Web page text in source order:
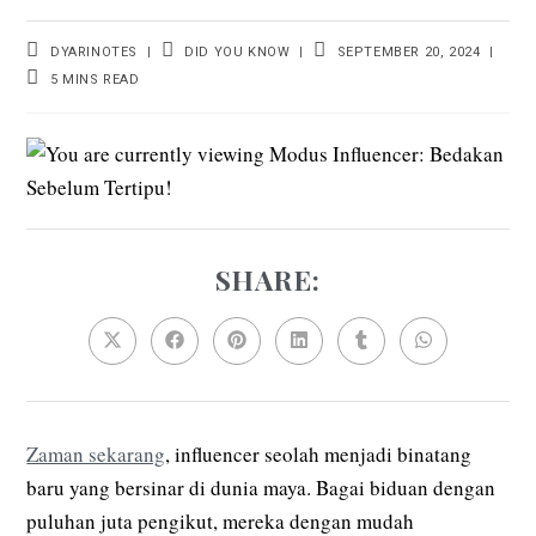
DYARINOTES DID YOU KNOW
SEPTEMBER 20, 2024
5 MINS READ
SHARE:
Zaman sekarang, influencer seolah menjadi binatang
baru yang bersinar di dunia maya. Bagai biduan dengan
puluhan juta pengikut, mereka dengan mudah